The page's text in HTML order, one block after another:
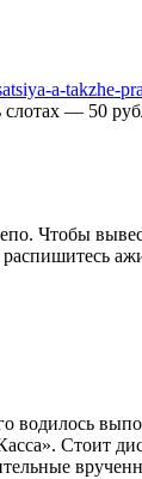
a-takzhe-
слотах — 50
Чтобы
водилось
Стоит